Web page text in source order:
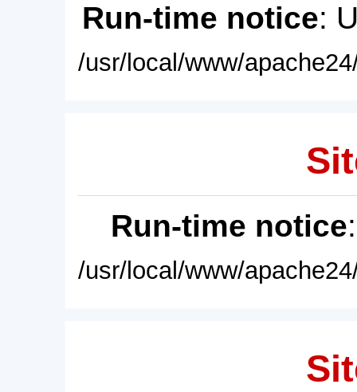
Run-time notice:
/usr/local/www/
Run-time notice
/usr/local/www/